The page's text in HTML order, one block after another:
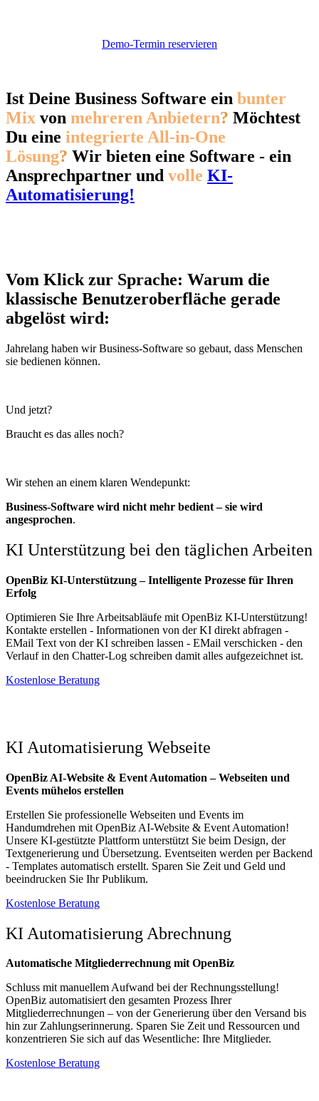
Demo-Termin reservieren
Ist Deine Business Software ein bunter
Mix von mehreren Anbietern? Möchtest
Du eine integrierte All-in-One
Lösung? Wir bieten eine Software - ein
Ansprechpartner und volle KI-
Automatisierung!
Vom Klick zur Sprache: Warum die
klassische Benutzeroberfläche gerade
abgelöst wird:
Jahrelang haben wir Business-Software so gebaut, dass Menschen
sie bedienen können.
Und jetzt?
Braucht es das alles noch?
Wir stehen an einem klaren Wendepunkt:
Business-Software wird nicht mehr bedient – sie wird
angesprochen.
KI Unterstützung bei den täglichen Arbeiten
OpenBiz KI-Unterstützung – Intelligente Prozesse für Ihren
Erfolg
Optimieren Sie Ihre Arbeitsabläufe mit OpenBiz KI-Unterstützung!
Kontakte erstellen - Informationen von der KI direkt abfragen -
EMail Text von der KI schreiben lassen - EMail verschicken - den
Verlauf in den Chatter-Log schreiben damit alles aufgezeichnet ist.
​​​​Kostenlose Beratung
KI Automatisierung Webseite
OpenBiz AI-Website & Event Automation – Webseiten und
Events mühelos erstellen
Erstellen Sie professionelle Webseiten und Events im
Handumdrehen mit OpenBiz AI-Website & Event Automation!
Unsere KI-gestützte Plattform unterstützt Sie beim Design, der
Textgenerierung und Übersetzung. Eventseiten werden per Backend
- Templates automatisch erstellt. Sparen Sie Zeit und Geld und
beeindrucken Sie Ihr Publikum.
Kostenlose Beratung​​​​
KI Automatisierung Abrechnung
Automatische Mitgliederrechnung mit OpenBiz
Schluss mit manuellem Aufwand bei der Rechnungsstellung!
OpenBiz automatisiert den gesamten Prozess Ihrer
Mitgliederrechnungen – von der Generierung über den Versand bis
hin zur Zahlungserinnerung. Sparen Sie Zeit und Ressourcen und
konzentrieren Sie sich auf das Wesentliche: Ihre Mitglieder.
Kostenlose Beratung